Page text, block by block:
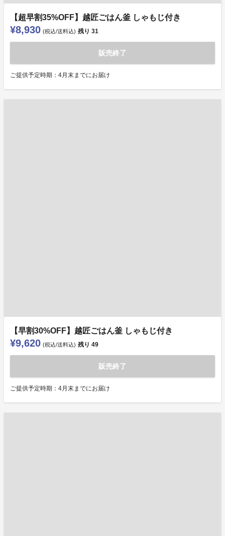
【超早割35%OFF】越匠ごはん釜 しゃもじ付き
¥8,930 (税込/送料込) 残り 31
販売終了
ご提供予定時期：4月末までにお届け
【早割30%OFF】越匠ごはん釜 しゃもじ付き
¥9,620 (税込/送料込) 残り 49
販売終了
ご提供予定時期：4月末までにお届け